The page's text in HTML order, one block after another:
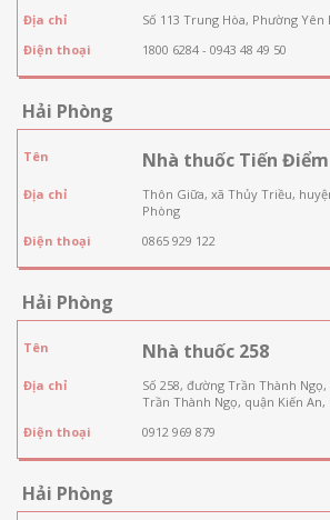
Địa chỉ
Số 113 Trung Hòa, Phường Yên
Điện thoại
1800 6284 - 0943 48 49 50
Hải Phòng
Tên Nhà thuốc Tiến Điểm
Địa chỉ
Thôn Giữa, xã Thủy Triều,
Phòng
Điện thoại
0865 929 122
Hải Phòng
Tên Nhà thuốc 258
Địa chỉ
Số 258, đường Trần Thành
Trần Thành Ngọ, quận Kiến An,
Điện thoại
0912 969 879
Hải Phòng